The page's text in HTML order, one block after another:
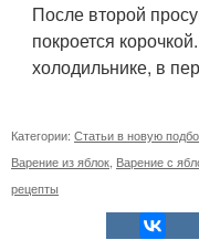
После второй
покроется
холодильнике, в
Категории: Статьи в новую
Варение из яблок Варение с
рецепты